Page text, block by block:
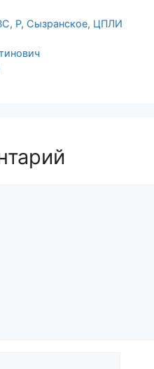
, Р, Сызранское, ЦПЛИ